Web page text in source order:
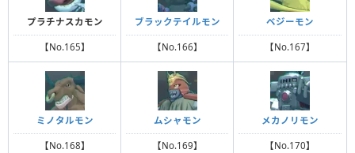
プラチナスカモン
【No.165】
ブラックテイルモン
【No.166】
ベジーモン
【No.167】
ミノタルモン
【No.168】
ムシャモン
【No.169】
メカノリモン
【No.170】